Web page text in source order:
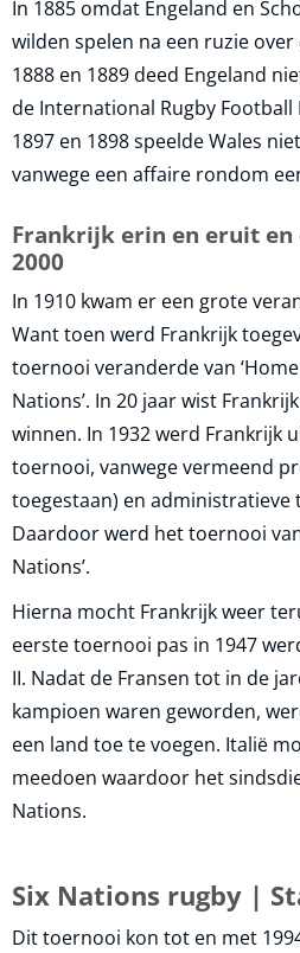
In 1885 omdat Engeland en
wilden spelen na een ruzie over
1888 en 1889 deed Engeland
de International Rugby Football
1897 en 1898 speelde Wales
vanwege een affaire rondom
Frankrijk erin en eruit en
2000
In 1910 kwam er een grote
Want toen werd Frankrijk
toernooi veranderde van ‘Home
Nations’. In 20 jaar wist
winnen. In 1932 werd Frankrijk
toernooi, vanwege vermeend
toegestaan) en administratieve
Daardoor werd het toernooi
Nations’.
Hierna mocht Frankrijk weer
eerste toernooi pas in 1947
II. Nadat de Fransen tot in de
kampioen waren geworden,
een land toe te voegen. Italië
meedoen waardoor het
Nations.
Six Nations rugby |
Dit toernooi kon tot en met